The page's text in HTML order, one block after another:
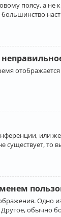
поясу, а не
или
существует,
обычно